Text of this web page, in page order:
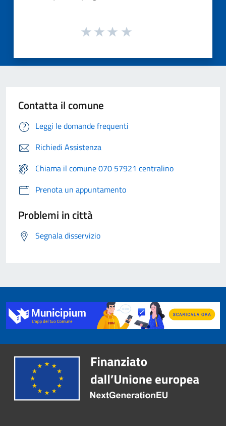
Contatta il comune
Leggi le domande frequenti
Richiedi Assistenza
Chiama il comune 070 57921 centralino
Prenota un appuntamento
Problemi in città
Segnala disservizio